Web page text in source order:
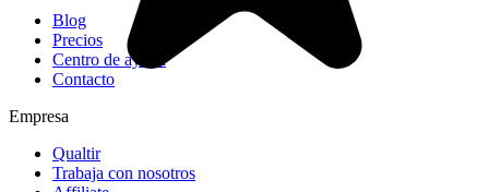
Blog
Precios
Centro de ayuda
Contacto
Empresa
Qualtir
Trabaja con nosotros